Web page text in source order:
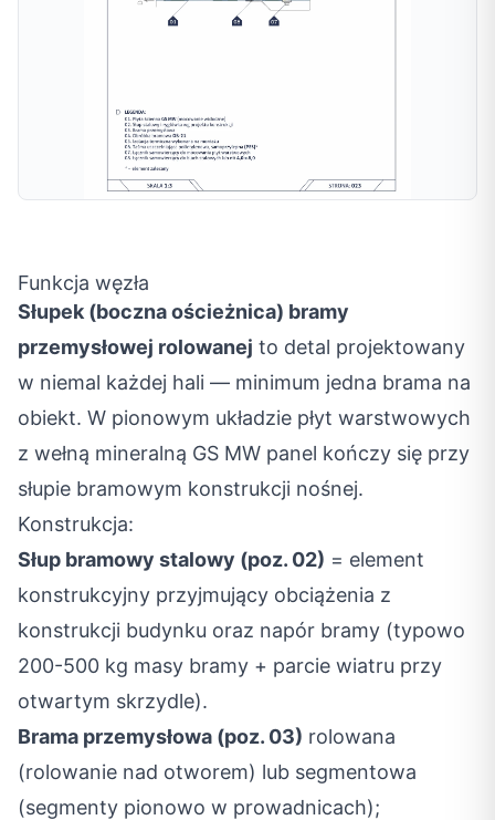
Funkcja węzła
Słupek (boczna ościeżnica) bramy
przemysłowej rolowanej to detal projektowany
w niemal każdej hali — minimum jedna brama na
obiekt. W pionowym układzie płyt warstwowych
z wełną mineralną GS MW panel kończy się przy
słupie bramowym konstrukcji nośnej.
Konstrukcja:
Słup bramowy stalowy (poz. 02) = element
konstrukcyjny przyjmujący obciążenia z
konstrukcji budynku oraz napór bramy (typowo
200-500 kg masy bramy + parcie wiatru przy
otwartym skrzydle).
Brama przemysłowa (poz. 03) rolowana
(rolowanie nad otworem) lub segmentowa
(segmenty pionowo w prowadnicach);